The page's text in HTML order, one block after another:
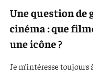
Une question de
cinéma : que
une icône ?
Je m’intéresse